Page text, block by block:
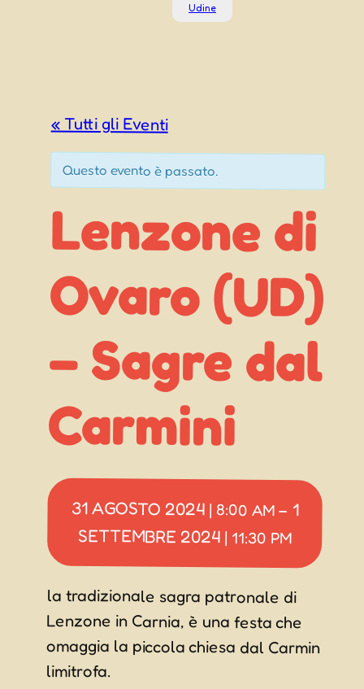
Udine
« Tutti gli Eventi
Questo evento è passato.
Lenzone di
Ovaro (UD)
– Sagre dal
Carmini
31 AGOSTO 2024 | 8:00 AM – 1
SETTEMBRE 2024 | 11:30 PM
la tradizionale sagra patronale di
Lenzone in Carnia, è una festa che
omaggia la piccola chiesa dal Carmin
limitrofa.